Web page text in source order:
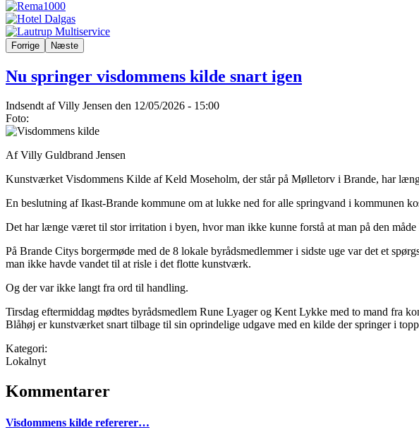
Forrige Næste
Nu springer visdommens kilde snart igen
Indsendt afVilly Jensen den 12/05/2026 - 15:00
Foto:
Af Villy Guldbrand Jensen
Kunstværket Visdommens Kilde af Keld Moseholm, der står på Mølletorv i Brande, har
En beslutning af Ikast-Brande kommune om at lukke ned for alle springvand i kommunen
Det har længe været til stor irritation i byen, hvor man ikke kunne forstå at man på den
På Brande Citys borgermøde med de 8 lokale byrådsmedlemmer i sidste uge var det et
man ikke havde vandet til at risle i det flotte kunstværk.
Og der var ikke langt fra ord til handling.
Tirsdag eftermiddag mødtes byrådsmedlem Rune Lyager og Kent Lykke med to mand fra
Blåhøj er kunstværket snart tilbage til sin oprindelige udgave med en kilde der springer i
Kategori:
Lokalnyt
Kommentarer
Visdommens kilde refererer…